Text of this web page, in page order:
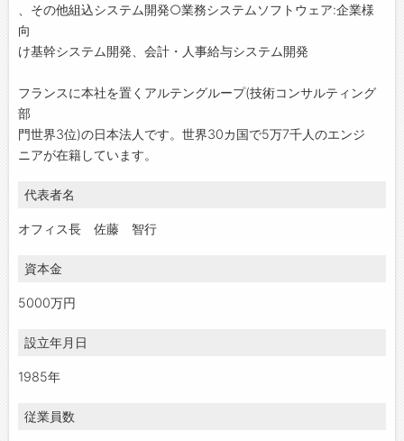
、その他組込システム開発○業務システムソフトウェア:企業様
向
け基幹システム開発、会計・人事給与システム開発
フランスに本社を置くアルテングループ(技術コンサルティング
部
門世界3位)の日本法人です。世界30カ国で5万7千人のエンジ
ニアが在籍しています。
代表者名
オフィス長 佐藤 智行
資本金
5000万円
設立年月日
1985年
従業員数